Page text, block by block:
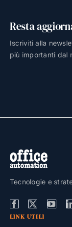
Resta
Iscriviti alla
più importanti dal
Tecnologie e
LINK UTILI